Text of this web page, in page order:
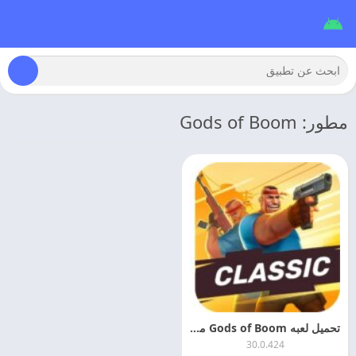
مطور: Gods of Boom
تحميل لعبه Gods of Boom مهكره 2026 اخر اصدار
30.0.424